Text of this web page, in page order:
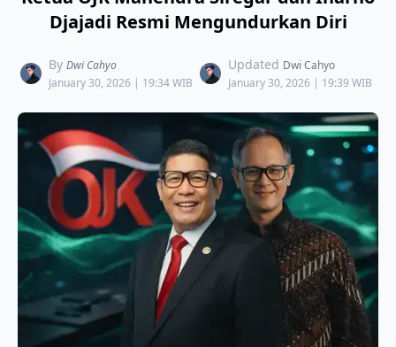
Djajadi Resmi Mengundurkan Diri
By Dwi Cahyo
January 30, 2026 | 19:34 WIB
Updated Dwi Cahyo
January 30, 2026 | 19:39 WIB